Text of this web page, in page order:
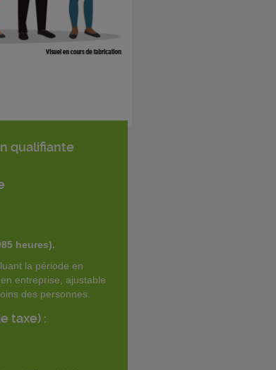
qualifiante
heures).
la période en
entreprise, ajustable
des personnes.
taxe) :